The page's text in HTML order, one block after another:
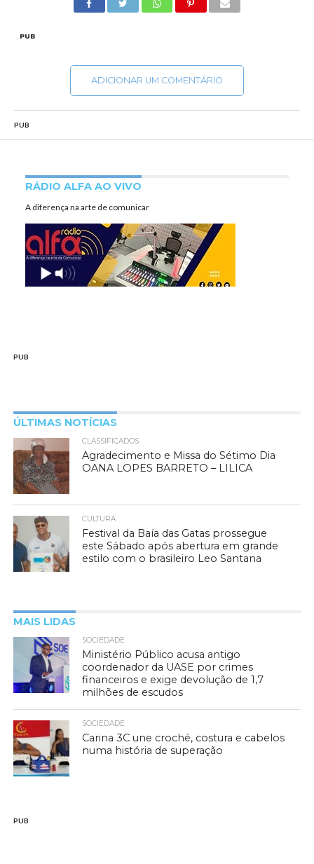
PUB
ADICIONAR UM COMENTÁRIO
PUB
RÁDIO ALFA AO VIVO
A diferença na arte de comunicar
PUB
ÚLTIMAS NOTÍCIAS
CLASSIFICADOS
Agradecimento e Missa do Sétimo Dia
OANA LOPES BARRETO – LILICA
CULTURA
Festival da Baía das Gatas prossegue
este Sábado após abertura em grande
estilo com o brasileiro Leo Santana
MAIS LIDAS
SOCIEDADE
Ministério Público acusa antigo
coordenador da UASE por crimes
financeiros e exige devolução de 1,7
milhões de escudos
SOCIEDADE
Carina 3C une croché, costura e cabelos
numa história de superação
PUB